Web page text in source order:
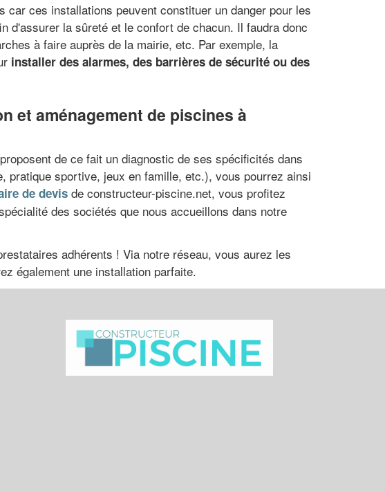
ces installations peuvent constituer un danger pour les
d'assurer la sûreté et le confort de chacun. Il faudra donc
à faire auprès de la mairie, etc. Par exemple, la
installer des alarmes, des barrières de sécurité ou des
et aménagement de piscines à
de ce fait un diagnostic de ses spécificités dans
pratique sportive, jeux en famille, etc.), vous pourrez ainsi
de devis de constructeur-piscine.net, vous profitez
des sociétés que nous accueillons dans notre
adhérents ! Via notre réseau, vous aurez les
également une installation parfaite.